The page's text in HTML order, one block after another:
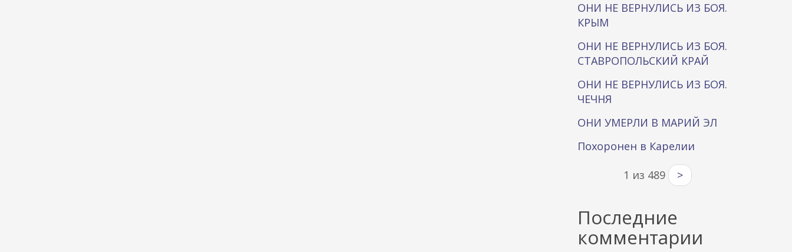
ОНИ НЕ ВЕРНУЛИСЬ ИЗ БОЯ.
КРЫМ
ОНИ НЕ ВЕРНУЛИСЬ ИЗ БОЯ.
СТАВРОПОЛЬСКИЙ КРАЙ
ОНИ НЕ ВЕРНУЛИСЬ ИЗ БОЯ.
ЧЕЧНЯ
ОНИ УМЕРЛИ В МАРИЙ ЭЛ
Похоронен в Карелии
1 из 489 >
Последние
комментарии